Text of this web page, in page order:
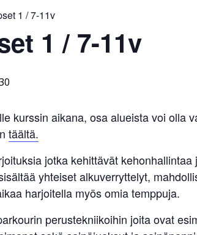
1 / 7-11v
1 / 7-11v
kurssin aikana, osa alueista voi olla
täältä.
jotka kehittävät
yhteiset alkuverryttelyt,
harjoitella myös omia temppuja.
perustekniikoihin joita ovat